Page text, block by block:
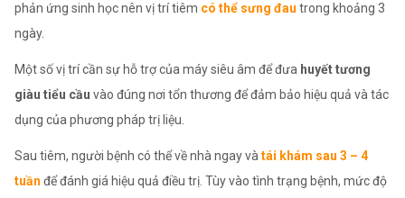
phản ứng sinh học nên vị trí tiêm có thể sưng đau trong khoảng 3
ngày.
Một số vị trí cần sự hỗ trợ của máy siêu âm để đưa huyết tương
giàu tiểu cầu vào đúng nơi tổn thương để đảm bảo hiệu quả và tác
dụng của phương pháp trị liệu.
Sau tiêm, người bệnh có thể về nhà ngay và tái khám sau 3 – 4
tuần để đánh giá hiệu quả điều trị. Tùy vào tình trạng bệnh, mức độ